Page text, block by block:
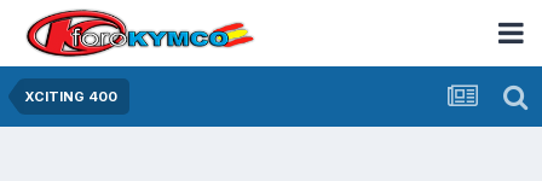
XCITING 400